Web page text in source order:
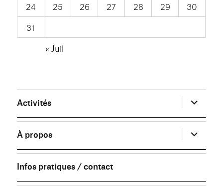
24
25 26 27 28 29
30
31
« Juil
Activités ouvrir
le
sous-
menu
À propos
ouvrir
le
sous-
menu
Infos pratiques / contact